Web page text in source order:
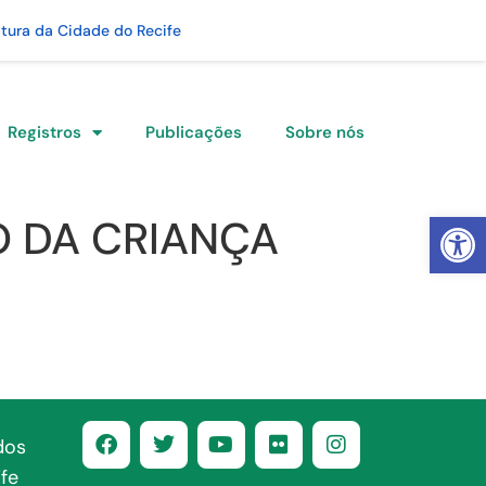
Abrir
da Cidade do Recife
Registros Publicações Sobre nós
DA CRIANÇA